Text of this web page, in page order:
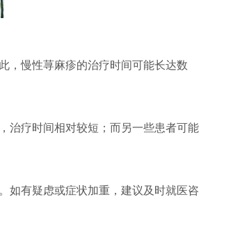
慢性荨麻疹的治疗时间可能长达数
疗时间相对较短；而另一些患者可能
有疑虑或症状加重，建议及时就医咨